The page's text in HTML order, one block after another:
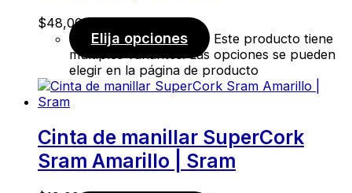
$48,00
Elija opciones
Este producto tiene
múltiples variantes. Las opciones se pueden
elegir en la página de producto
Cinta de manillar SuperCork
Sram Amarillo | Sram